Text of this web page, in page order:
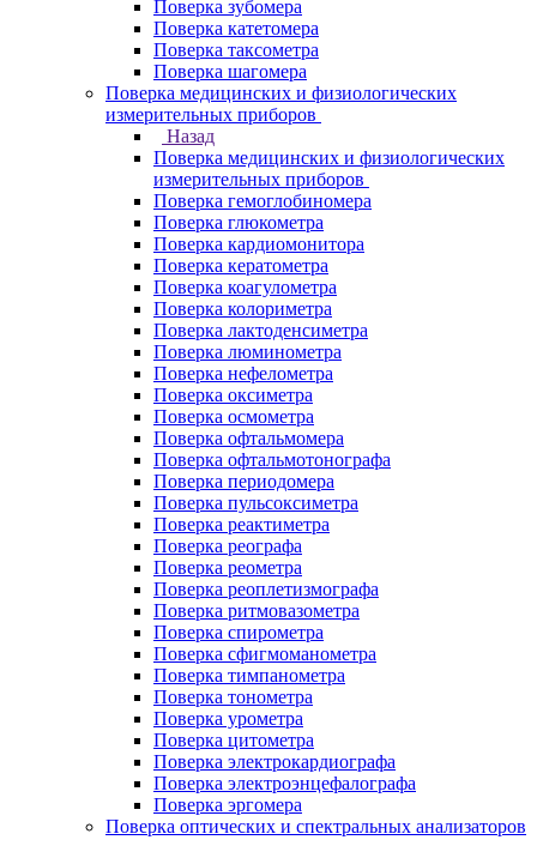
Поверка зубомера
Поверка катетомера
Поверка таксометра
Поверка шагомера
Поверка медицинских и физиологических
измерительных приборов
Назад
Поверка медицинских и физиологических
измерительных приборов
Поверка гемоглобиномера
Поверка глюкометра
Поверка кардиомонитора
Поверка кератометра
Поверка коагулометра
Поверка колориметра
Поверка лактоденсиметра
Поверка люминометра
Поверка нефелометра
Поверка оксиметра
Поверка осмометра
Поверка офтальмомера
Поверка офтальмотонографа
Поверка периодомера
Поверка пульсоксиметра
Поверка реактиметра
Поверка реографа
Поверка реометра
Поверка реоплетизмографа
Поверка ритмовазометра
Поверка спирометра
Поверка сфигмоманометра
Поверка тимпанометра
Поверка тонометра
Поверка урометра
Поверка цитометра
Поверка электрокардиографа
Поверка электроэнцефалографа
Поверка эргомера
Поверка оптических и спектральных анализаторов